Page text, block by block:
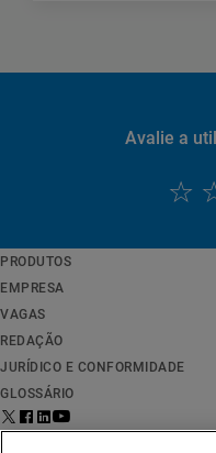
Avalie a
PRODUTOS
Computação em nuvem
Segurança
Entrega de conteúdo
Todos os produtos e
Serviços globais
EMPRESA
Sobre nós
História
Liderança
Prêmios
Conselho administrativo
Infraestrutura para
VAGAS
Vagas
O trabalho na Akamai
Estudantes e recém-
Ambiente de trabalho
Pesquisar cargos
REDAÇÃO
Redação
Comunicados à imprensa
Nas notícias
Recursos de mídia
JURÍDICO E CONFORMIDADE
Jurídico
Conformidade com
Privacy Trust Center
GLOSSÁRIO
O que é a segurança de
O que é uma CDN?
English
Deutsch
Español
Français
Italiano
Português
中文